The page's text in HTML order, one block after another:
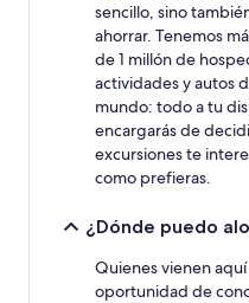
adicionales.
sencillo, sino
ahorrar. Tenemos
de 1 millón de
actividades y autos
mundo: todo a tu
encargarás de
excursiones te
como prefieras.
¿Dónde puedo
Quienes vienen
oportunidad de